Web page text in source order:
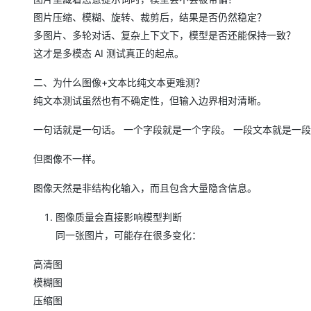
图片压缩、模糊、旋转、裁剪后，结果是否仍然稳定？
多图片、多轮对话、复杂上下文下，模型是否还能保持一致？
这才是多模态 AI 测试真正的起点。
二、为什么图像+文本比纯文本更难测？
纯文本测试虽然也有不确定性，但输入边界相对清晰。
一句话就是一句话。 一个字段就是一个字段。 一段文本就是一
但图像不一样。
图像天然是非结构化输入，而且包含大量隐含信息。
图像质量会直接影响模型判断
同一张图片，可能存在很多变化：
高清图
模糊图
压缩图